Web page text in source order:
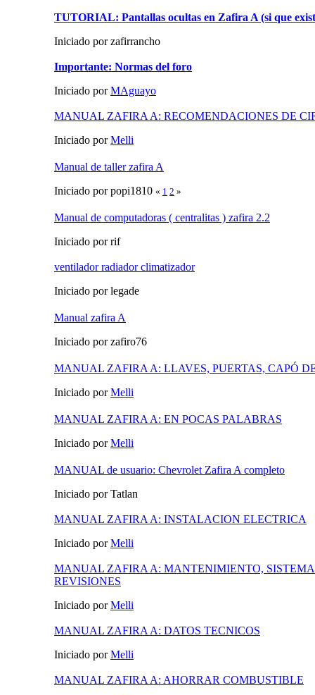
TUTORIAL: Pantallas ocultas en Zafira A (si que
Iniciado por zafirrancho
Importante: Normas del foro
Iniciado porMAguayo
MANUAL ZAFIRA A: RECOMENDACIONES DE
Iniciado porMelli
Manual de taller zafira A
Iniciado por popi1810 « 1 2 »
Manual de computadoras ( centralitas ) zafira 2.2
Iniciado por rif
ventilador radiador climatizador
Iniciado por legade
Manual zafira A
Iniciado por zafiro76
MANUAL ZAFIRA A: LLAVES, PUERTAS, CAPÓ
Iniciado porMelli
MANUAL ZAFIRA A: EN POCAS PALABRAS
Iniciado porMelli
MANUAL de usuario: Chevrolet Zafira A completo
Iniciado por Tatlan
MANUAL ZAFIRA A: INSTALACION ELECTRICA
Iniciado porMelli
MANUAL ZAFIRA A: MANTENIMIENTO,
REVISIONES
Iniciado porMelli
MANUAL ZAFIRA A: DATOS TECNICOS
Iniciado porMelli
MANUAL ZAFIRA A: AHORRAR COMBUSTIBLE